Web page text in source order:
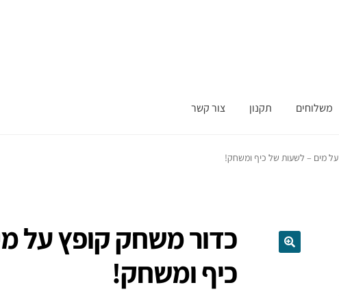
משלוחים תקנון צור קשר
מים – לשעות של כיף ומשחק!
כדור משחק קופץ על
כיף ומשחק!